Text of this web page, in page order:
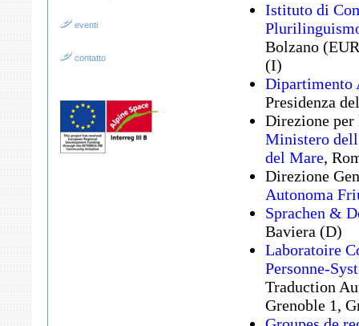
eventi
contatto
Istituto di
Bolzano
(I)
Dipartimento
Presidenza
Direzione
Ministero
del Mare,
Direzione
Autonoma
Sprachen &
Baviera (D)
Laboratoire
Personne-
Traduction
Grenoble 1,